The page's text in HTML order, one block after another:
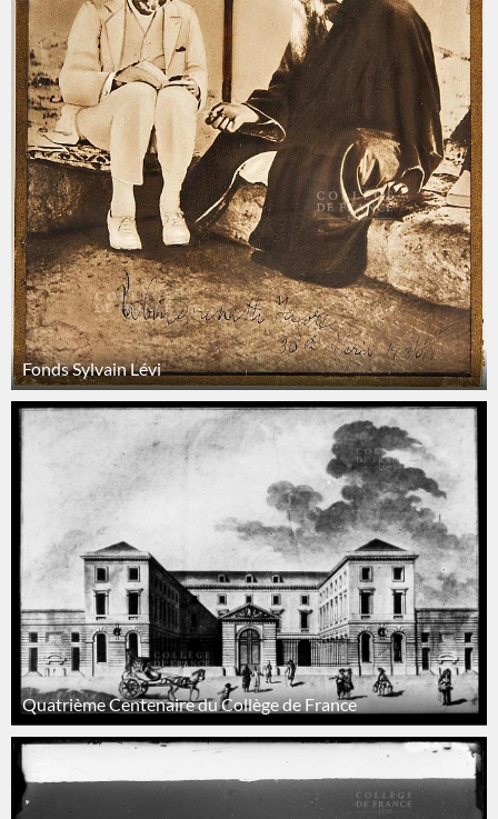
Fonds Sylvain Lévi
Quatrième Centenaire du Collège de France